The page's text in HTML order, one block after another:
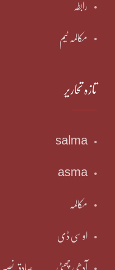
رابطہ
مکالمہ ٹیم
تازہ تحاریر
salma
asma
مکالمہ
او سی ڈی
آدھی چھٹی ۔۔۔۔صادقہ نصیر۔